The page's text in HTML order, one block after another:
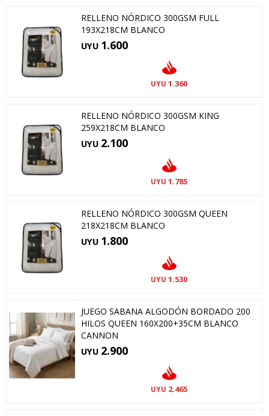
RELLENO NÓRDICO 300GSM FULL
193X218CM BLANCO
UYU 1.600
UYU 1.360
RELLENO NÓRDICO 300GSM KING
259X218CM BLANCO
UYU 2.100
UYU 1.785
RELLENO NÓRDICO 300GSM QUEEN
218X218CM BLANCO
UYU 1.800
UYU 1.530
JUEGO SABANA ALGODÓN BORDADO 200
HILOS QUEEN 160X200+35CM BLANCO
CANNON
UYU 2.900
UYU 2.465